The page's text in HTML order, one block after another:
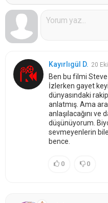
Kayırlıgül D. 20
Ben bu filmi Steve
İzlerken gayet
dünyasındaki
anlatmış. Ama
anlaşılacağını
düşünüyorum.
sevmeyenlerin
bence.
0 0